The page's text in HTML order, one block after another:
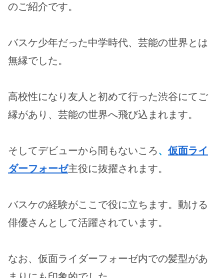
のご紹介です。
バスケ少年だった中学時代、芸能の世界とは
無縁でした。
高校性になり友人と初めて行った渋谷にてご
縁があり、芸能の世界へ飛び込まれます。
そしてデビューから間もないころ、仮面ライ
ダーフォーゼ主役に抜擢されます。
バスケの経験がここで役に立ちます。動ける
俳優さんとして活躍されています。
なお、仮面ライダーフォーゼ内での髪型があ